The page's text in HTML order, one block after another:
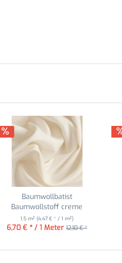
Baumwollbatist
Baumwollstoff creme
1.5 m²(4,47 € * / 1 m²)
6,70 € * / 1 Meter 12,10 € *